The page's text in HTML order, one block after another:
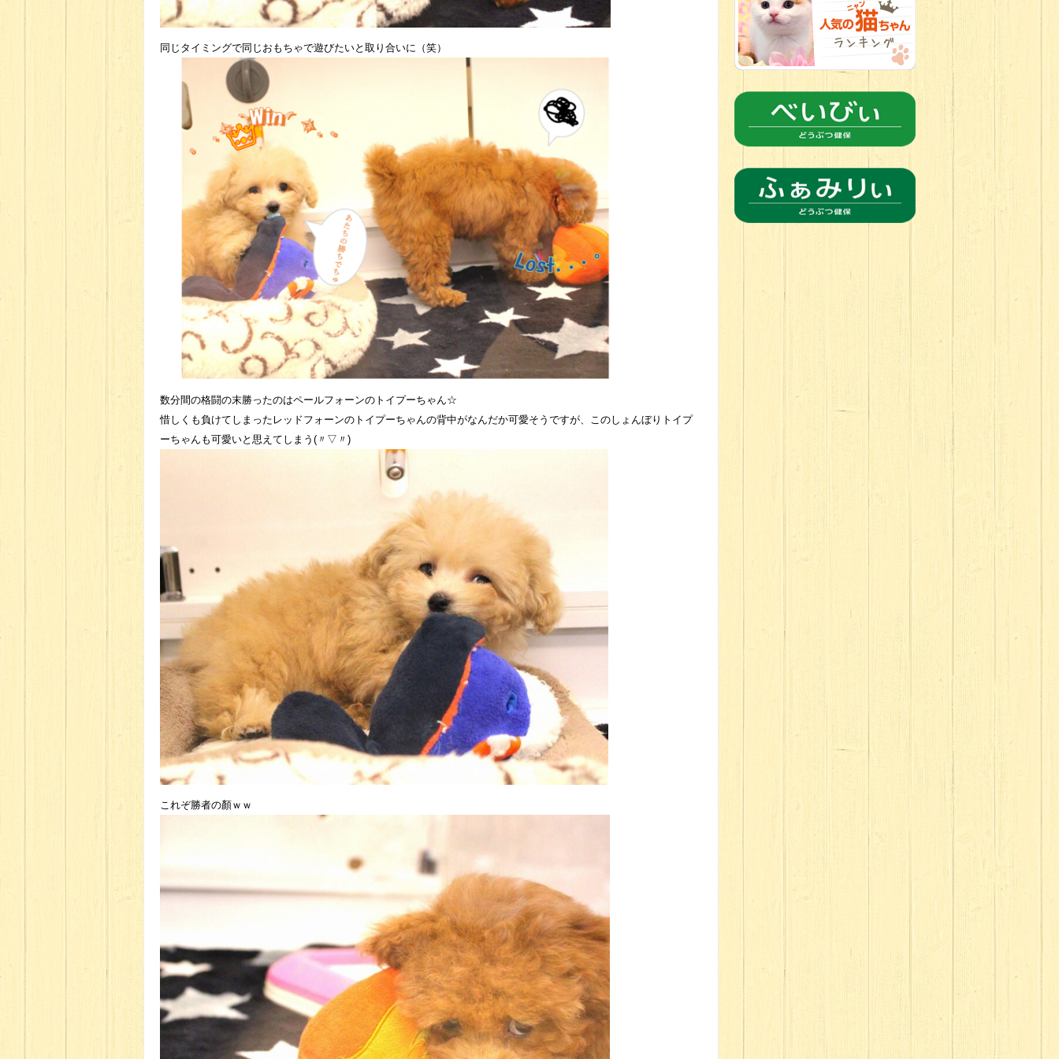
同じタイミングで同じおもちゃで遊びたいと取り合いに（笑）
数分間の格闘の末勝ったのはペールフォーンのトイプーちゃん☆
惜しくも負けてしまったレッドフォーンのトイプーちゃんの背中がなんだか可愛そうですが、このしょんぼりトイプ
ーちゃんも可愛いと思えてしまう(〃▽〃)
これぞ勝者の顏ｗｗ
2026.06.21
転入生のご紹
介(*ﾉωﾉ)